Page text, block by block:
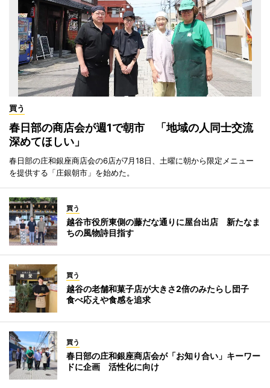
買う
春日部の商店会が週1で朝市 「地域の人同士交流
深めてほしい」
春日部の庄和銀座商店会の6店が7月18日、土曜に朝から限定メニュー
を提供する「庄銀朝市」を始めた。
買う
越谷市役所東側の藤だな通りに屋台出店 新たなま
ちの風物詩目指す
買う
越谷の老舗和菓子店が大きさ2倍のみたらし団子
食べ応えや食感を追求
買う
春日部の庄和銀座商店会が「お知り合い」キーワー
ドに企画 活性化に向け